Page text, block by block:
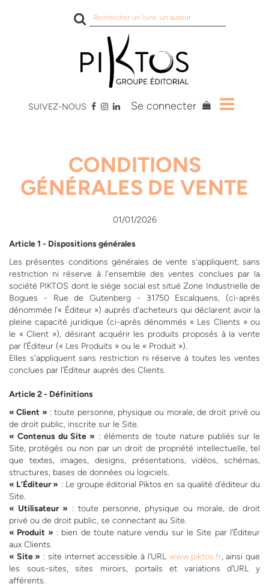
Rechercher
sur
site
SUIVEZ-NOUS Se connecter
CONDITIONS
GÉNÉRALES DE VENTE
01/01/2026
Article 1 - Dispositions générales
Les présentes conditions générales de vente s'appliquent, sans
restriction ni réserve à l'ensemble des ventes conclues par la
société PIKTOS dont le siège social est situé Zone Industrielle de
Bogues - Rue de Gutenberg - 31750 Escalquens, (ci-après
dénommée l’« Éditeur ») auprès d'acheteurs qui déclarent avoir la
pleine capacité juridique (ci-après dénommés « Les Clients » ou
le « Client »), désirant acquérir les produits proposés à la vente
par l’Éditeur (« Les Produits » ou le « Produit »).
Elles s'appliquent sans restriction ni réserve à toutes les ventes
conclues par l’Éditeur auprès des Clients.
Article 2 - Définitions
« Client » : toute personne, physique ou morale, de droit privé ou
de droit public, inscrite sur le Site.
« Contenus du Site » : éléments de toute nature publiés sur le
Site, protégés ou non par un droit de propriété intellectuelle, tel
que textes, images, designs, présentations, vidéos, schémas,
structures, bases de données ou logiciels.
« L’Éditeur » : Le groupe éditorial Piktos en sa qualité d’éditeur du
Site.
« Utilisateur » : toute personne, physique ou morale, de droit
privé ou de droit public, se connectant au Site.
« Produit » : bien de toute nature vendu sur le Site par l’Éditeur
aux Clients.
« Site » : site internet accessible à l’URL www.piktos.fr, ainsi que
les sous-sites, sites miroirs, portails et variations d’URL y
afférents.